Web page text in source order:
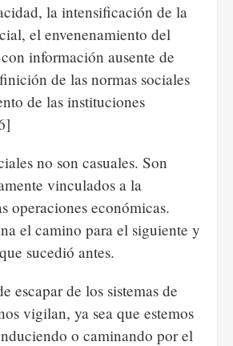
la intensificación de la
el envenenamiento del
información ausente de
de las normas sociales
de las instituciones
no son casuales. Son
vinculados a la
operaciones económicas.
el camino para el siguiente y
sucedió antes.
escapar de los sistemas de
vigilan, ya sea que estemos
o caminando por el